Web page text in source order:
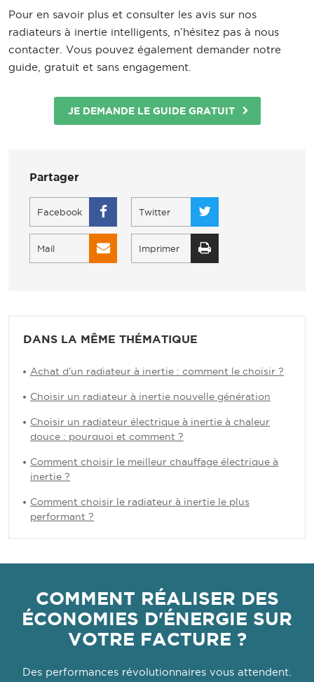
DANS LA MÊME THÉMATIQUE
Achat d’un radiateur à inertie : comment le choisir ?
Choisir un radiateur à inertie nouvelle génération
Choisir un radiateur électrique à inertie à chaleur
douce : pourquoi et comment ?
Comment choisir le meilleur chauffage électrique à
inertie ?
Comment choisir le radiateur à inertie le plus
performant ?
Pour en savoir plus et consulter les avis sur nos
radiateurs à inertie intelligents, n’hésitez pas à nous
contacter. Vous pouvez également demander notre
guide, gratuit et sans engagement.
JE DEMANDE LE GUIDE GRATUIT
Partager
Facebook Twitter
Mail Imprimer
COMMENT RÉALISER DES
ÉCONOMIES D'ÉNERGIE SUR
VOTRE FACTURE ?
Des performances révolutionnaires vous attendent.